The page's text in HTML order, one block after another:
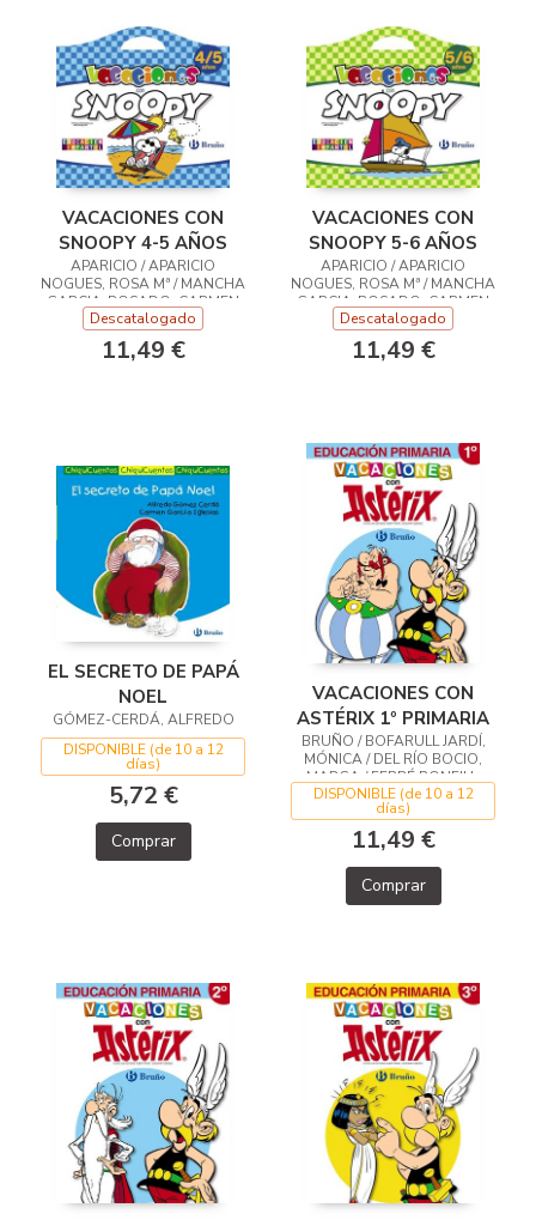
VACACIONES CON
SNOOPY 4-5 AÑOS
APARICIO / APARICIO
NOGUES, ROSA Mª / MANCHA
GARCIA-ROSADO, CARMEN
Descatalogado
11,49 €
VACACIONES CON
SNOOPY 5-6 AÑOS
APARICIO / APARICIO
NOGUES, ROSA Mª / MANCHA
GARCIA-ROSADO, CARMEN
Descatalogado
11,49 €
EL SECRETO DE PAPÁ
NOEL
GÓMEZ-CERDÁ, ALFREDO
DISPONIBLE (de 10 a 12
días)
5,72 €
Comprar
VACACIONES CON
ASTÉRIX 1º PRIMARIA
BRUÑO / BOFARULL JARDÍ,
MÓNICA / DEL RÍO BOCIO,
MARGA / FERRÉ BONFILL,
TERESA / RODRÍGUEZ ARBÓ,
MERITXELL / VERGE GUARCH,
EMPAR
DISPONIBLE (de 10 a 12
días)
11,49 €
Comprar